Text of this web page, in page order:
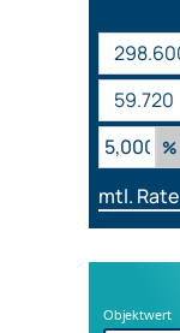
%
mtl. Rate